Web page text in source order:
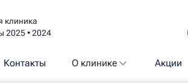
клиника
2025 • 2024
Контакты О клинике Акции